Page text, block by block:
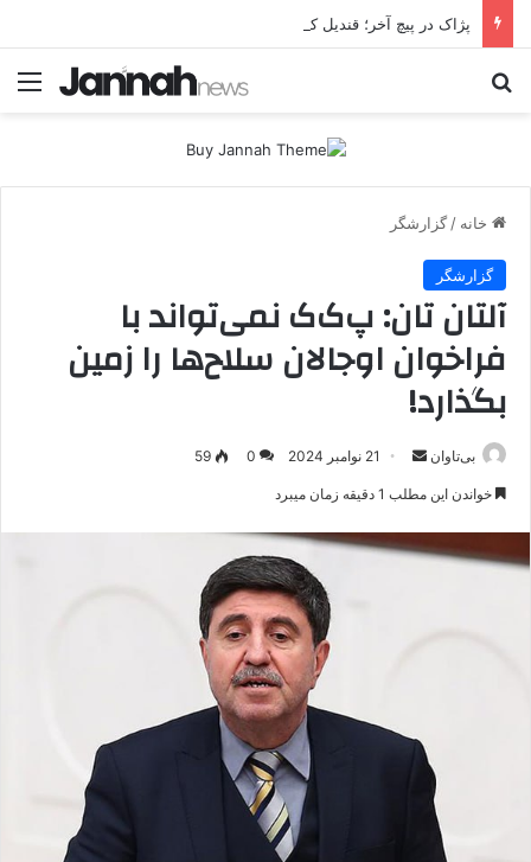
خانه / گزارشگر
گزارشگر
آلتان تان: پ‌ک‌ک نمی‌تواند با
فراخوان اوجالان سلاح‌ها را زمین
بگذارد!
بی‌تاوان
ر
ا
21 نوامبر 2024 0
59
خواندن این مطلب 1 دقیقه زمان میبرد